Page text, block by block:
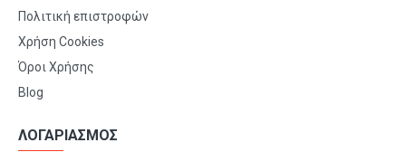
Πολιτική επιστροφών
Χρήση Cookies
Όροι Χρήσης
Blog
ΛΟΓΑΡΙΑΣΜΟΣ